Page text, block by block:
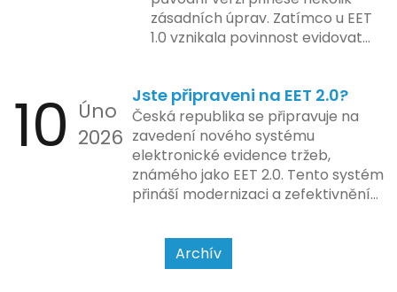
zůstává – pokladna musí šlapat
jako hodinky. Jinak jsou problémy.
zásadních úprav. Zatímco u EET
1.0 vznikala povinnost evidovat
bezhotovostní transakci – nově
se má tato povinnost odvíjet od
povahy podnikatelské činnosti a
způsobu interakce se
zákazníkem.
10 Úno
2026
Jste připraveni na EET 2.0?
Česká republika se připravuje na
zavedení nového systému
elektronické evidence tržeb,
známého jako EET 2.0. Tento systém
přináší modernizaci a zefektivnění
usnadnit život podnikatelům i
kontrolním orgánům. Podívejme se
na hlavní změny, které EET 2.0
Archív